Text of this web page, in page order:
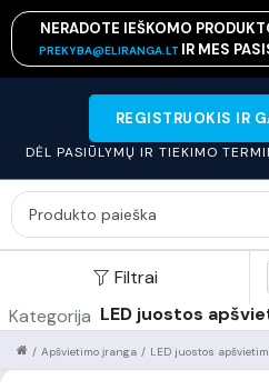
NERADOTE IEŠKOMO
PREKYBA@ELIRANGA.LT IR MES
REGISTRUOKIS IR
DĖL PASIŪLYMŲ IR TIEKIMO
Filtrai
Kategorija LED juostos
LED juostos
/
Apšvietimo įranga
/